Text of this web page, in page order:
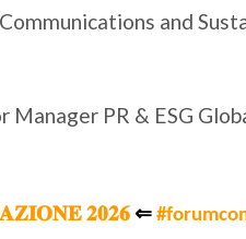
and
Manager PR & ESG
𝟐𝟎𝟐𝟔 ⇐ #